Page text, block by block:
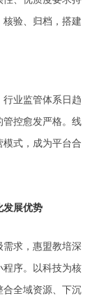
验、归档，搭建
业监管体系日趋
管控愈发严格。线
模式，成为平台合
发展优势
求，惠盟教培深
序。以科技为核
全域资源、下沉